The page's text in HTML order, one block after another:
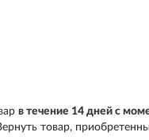
в течение 14 дней с
товар,